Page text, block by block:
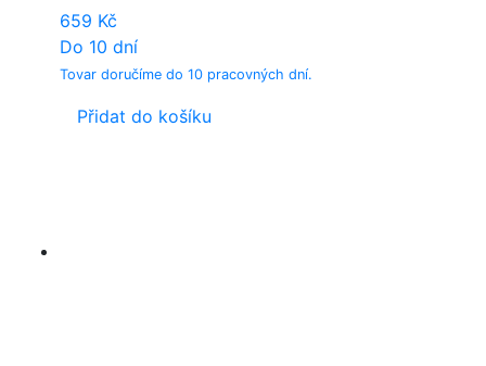
659 Kč
Do 10 dní
Tovar doručíme do 10 pracovných dní.
Přidat do košíku